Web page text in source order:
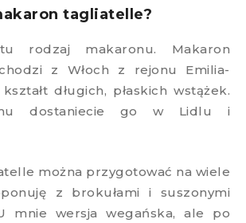
tagliatelle?
rodzaj makaronu. Makaron
z Włoch z rejonu Emilia-
długich, płaskich wstążek.
dostaniecie go w Lidlu i
można przygotować na wiele
z brokułami i suszonymi
mnie wersja wegańska, ale po